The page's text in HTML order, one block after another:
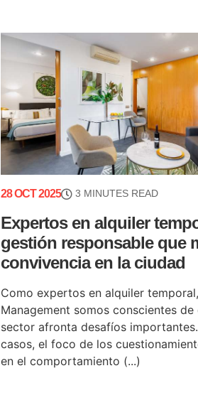
28 OCT 2025 3 MINUTES READ
Expertos en alquiler
gestión responsable que
convivencia en la ciudad
Como expertos en alquiler
Management somos conscientes de
sector afronta desafíos
casos, el foco de los
en el comportamiento (...)